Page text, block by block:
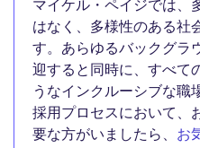
マイケル・ペイジでは、
はなく、多様性のある社
す。あらゆるバックグラ
迎すると同時に、すべて
うなインクルーシブな職
採用プロセスにおいて、
要な方がいましたら、 お